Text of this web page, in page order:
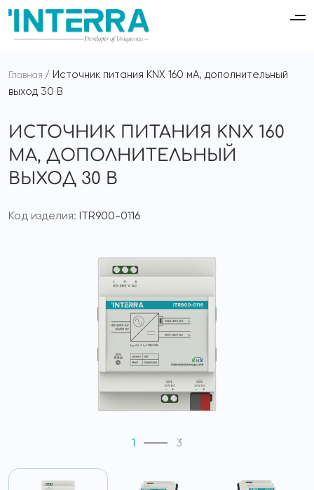
Главная
Источник питания KNX 160 мА, дополнительный
выход 30 В
ИСТОЧНИК ПИТАНИЯ KNX 160
МА, ДОПОЛНИТЕЛЬНЫЙ
ВЫХОД 30 В
Код изделия: ITR900-0116
1 3